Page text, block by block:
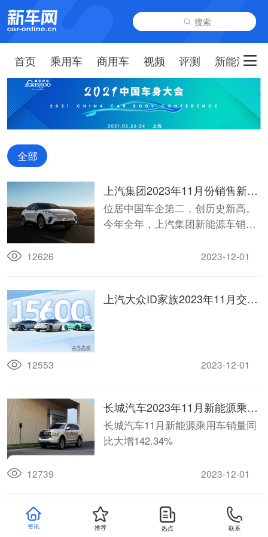
搜索
首页 乘用车 商用车 视频 评测 新能源
全部
上汽集团2023年11月份销售新能
源汽车超过15万辆
位居中国车企第二，创历史新高。
今年全年，上汽集团新能源车销量
12626 2023-12-01
上汽大众ID家族2023年11月交付
12553 2023-12-01
长城汽车2023年11月新能源乘用
车销量同比大增142.34%
长城汽车11月新能源乘用车销量同
比大增142.34%
12739 2023-12-01
极氪2023年11月交付13104台，
已累计交付18万台
资讯 推荐 热点 联系